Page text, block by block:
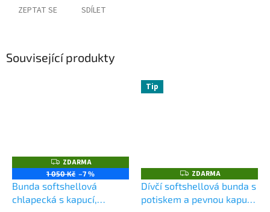
ZEPTAT SE SDÍLET
Související produkty
Z
D
A
R
A
ZDARMA
1 050 Kč –7 %
Bunda softshellová
chlapecká s kapucí,
Tip
Z
D
A
R
M
ZDARMA
Dívčí softshellová bunda s
potiskem a pevnou kapucí,